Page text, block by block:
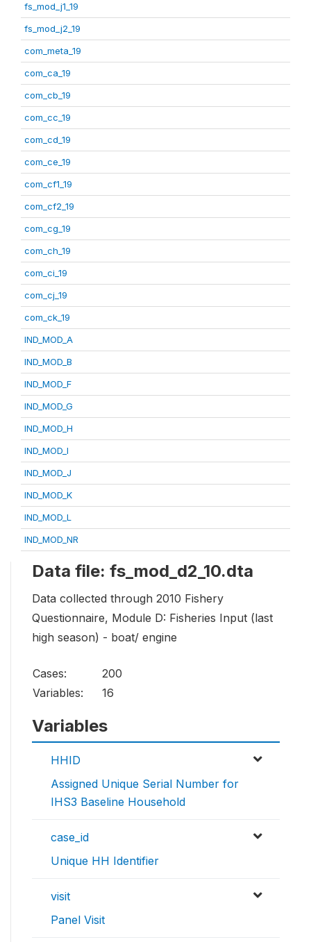
fs_mod_j1_19
fs_mod_j2_19
com_meta_19
com_ca_19
com_cb_19
com_cc_19
com_cd_19
com_ce_19
com_cf1_19
com_cf2_19
com_cg_19
com_ch_19
com_ci_19
com_cj_19
com_ck_19
IND_MOD_A
IND_MOD_B
IND_MOD_F
IND_MOD_G
IND_MOD_H
IND_MOD_I
IND_MOD_J
IND_MOD_K
IND_MOD_L
IND_MOD_NR
Data file: fs_mod_d2_10.dta
Data collected through 2010 Fishery
Questionnaire, Module D: Fisheries Input (last
high season) - boat/ engine
Cases:
200
Variables:
16
Variables
HHID
Assigned Unique Serial Number for
IHS3 Baseline Household
case_id
Unique HH Identifier
visit
Panel Visit